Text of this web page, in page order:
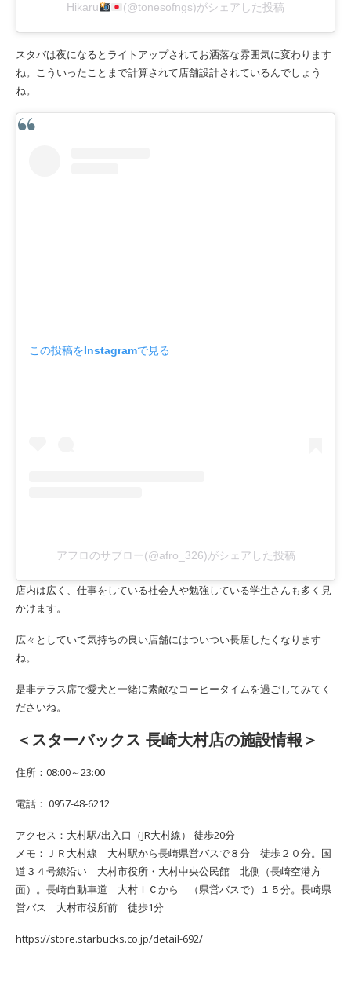
Hikaru (@tonesofngs)がシェアした投稿
スタバは夜になるとライトアップされてお洒落な雰囲気に変わります
ね。こういったことまで計算されて店舗設計されているんでしょう
ね。
この投稿をInstagramで見る
アフロのサブロー(@afro_326)がシェアした投稿
店内は広く、仕事をしている社会人や勉強している学生さんも多く見
かけます。
広々としていて気持ちの良い店舗にはついつい長居したくなります
ね。
是非テラス席で愛犬と一緒に素敵なコーヒータイムを過ごしてみてく
ださいね。
＜スターバックス 長崎大村店の施設情報＞
住所：08:00～23:00
電話： 0957-48-6212
アクセス：大村駅/出入口（JR大村線） 徒歩20分
メモ：ＪＲ大村線 大村駅から長崎県営バスで８分 徒歩２０分。国
道３４号線沿い 大村市役所・大村中央公民館 北側（長崎空港方
面）。長崎自動車道 大村ＩＣから （県営バスで）１５分。長崎県
営バス 大村市役所前 徒歩1分
https://store.starbucks.co.jp/detail-692/